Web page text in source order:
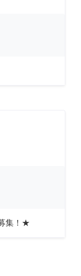
集！★